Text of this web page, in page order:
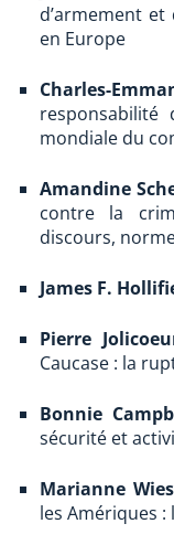
d’armement
en Europe
Charles-
responsabilité
mondiale du
Amandine
contre la
discours,
James F.
Pierre
Caucase : la
Bonnie
sécurité et
Marianne
les Amériques